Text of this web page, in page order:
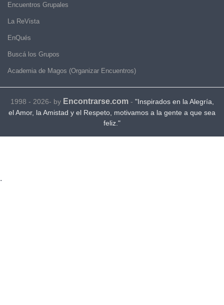
Encuentros Grupales
La ReVista
EnQués
Buscá los Grupos
Academia de Magos (Organizar Encuentros)
1998 - 2026- by Encontrarse.com- "Inspirados en la Alegría,
el Amor, la Amistad y el Respeto, motivamos a la gente a que sea
feliz."
.